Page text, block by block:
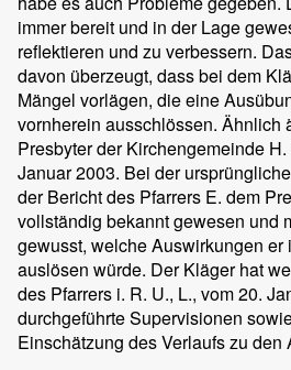
immer bereit und in der Lage
reflektieren und zu verbessern.
davon überzeugt, dass bei dem
Mängel vorlägen, die eine
vornherein ausschlössen. Ähnlich
Presbyter der Kirchengemeinde
Januar 2003. Bei der
der Bericht des Pfarrers E. dem
vollständig bekannt gewesen und
gewusst, welche Auswirkungen er
auslösen würde. Der Kläger hat
des Pfarrers i. R. U., L., vom 20.
durchgeführte Supervisionen
Einschätzung des Verlaufs zu den